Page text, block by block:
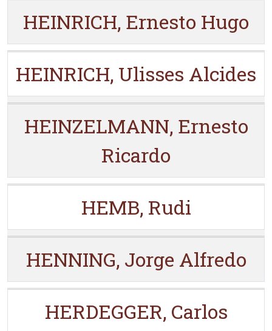
HEINRICH, Ernesto Hugo
HEINRICH, Ulisses Alcides
HEINZELMANN, Ernesto
Ricardo
HEMB, Rudi
HENNING, Jorge Alfredo
HERDEGGER, Carlos